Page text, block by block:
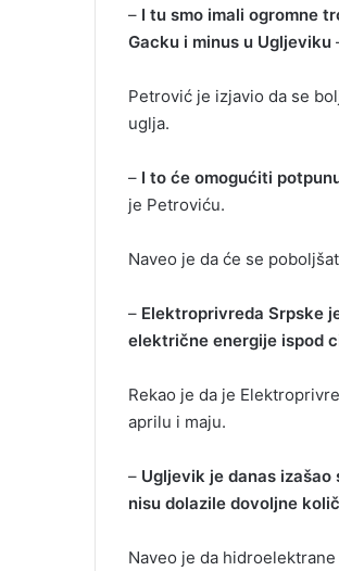
– I tu smo imali ogromne
Gacku i minus u Ugljeviku
Petrović je izjavio da se
uglja.
– I to će omogućiti
je Petroviću.
Naveo je da će se
– Elektroprivreda Srpske
električne energije ispod
Rekao je da je
aprilu i maju.
– Ugljevik je danas
nisu dolazile dovoljne
Naveo je da